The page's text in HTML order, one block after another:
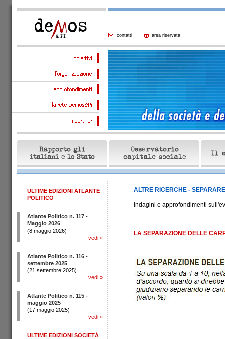
contatti area riservata
ULTIME EDIZIONI ATLANTE
POLITICO
Atlante Politico n. 117 -
Maggio 2026
(8 maggio 2026)
vedi »
Atlante Politico n. 116 -
settembre 2025
(21 settembre 2025)
vedi »
Atlante Politico n. 115 -
maggio 2025
(17 maggio 2025)
vedi »
ULTIME EDIZIONI SOCIETÀ
ALTRE RICERCHE -
Indagini e approfondimenti
LA SEPARAZIONE DELLE